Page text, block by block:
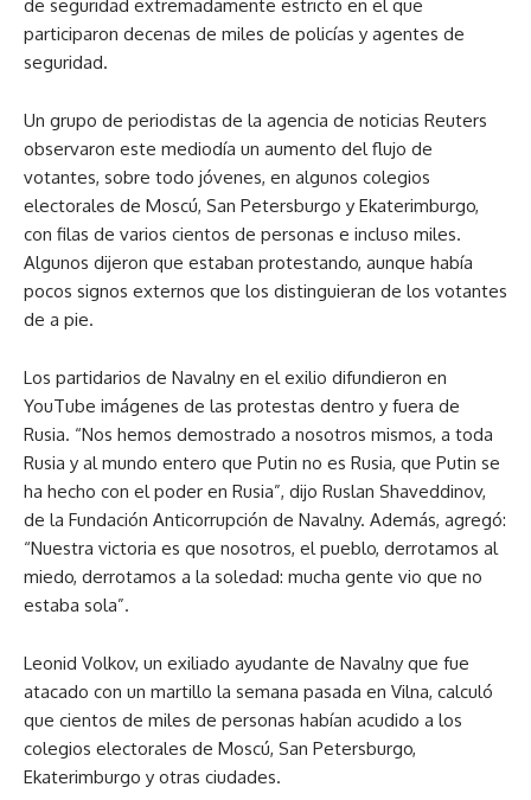
de seguridad extremadamente estricto en el que
participaron decenas de miles de policías y agentes de
seguridad.
Un grupo de periodistas de la agencia de noticias Reuters
observaron este mediodía un aumento del flujo de
votantes, sobre todo jóvenes, en algunos colegios
electorales de Moscú, San Petersburgo y Ekaterimburgo,
con filas de varios cientos de personas e incluso miles.
Algunos dijeron que estaban protestando, aunque había
pocos signos externos que los distinguieran de los votantes
de a pie.
Los partidarios de Navalny en el exilio difundieron en
YouTube imágenes de las protestas dentro y fuera de
Rusia. “Nos hemos demostrado a nosotros mismos, a toda
Rusia y al mundo entero que Putin no es Rusia, que Putin se
ha hecho con el poder en Rusia”, dijo Ruslan Shaveddinov,
de la Fundación Anticorrupción de Navalny. Además, agregó:
“Nuestra victoria es que nosotros, el pueblo, derrotamos al
miedo, derrotamos a la soledad: mucha gente vio que no
estaba sola”.
Leonid Volkov, un exiliado ayudante de Navalny que fue
atacado con un martillo la semana pasada en Vilna, calculó
que cientos de miles de personas habían acudido a los
colegios electorales de Moscú, San Petersburgo,
Ekaterimburgo y otras ciudades.